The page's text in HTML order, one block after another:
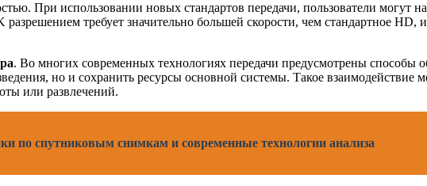
При использовании новых стандартов передачи, пользователи могут
требует значительно большей скорости, чем стандартное HD,
. Во многих современных технологиях передачи предусмотрены способы
но и сохранить ресурсы основной системы. Такое взаимодействие
или развлечений.
по спутниковым снимкам и современные технологии анализа